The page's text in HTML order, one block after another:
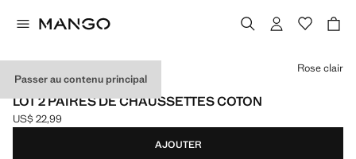
Passer au contenu principal
NEW NOW
LOT 2 PAIRES DE CHAUSSETTES COTON
Prix actuel [US$ 22,99 ]
US$ 22,99
Choisissez une couleur
Rose clair
AJOUTER